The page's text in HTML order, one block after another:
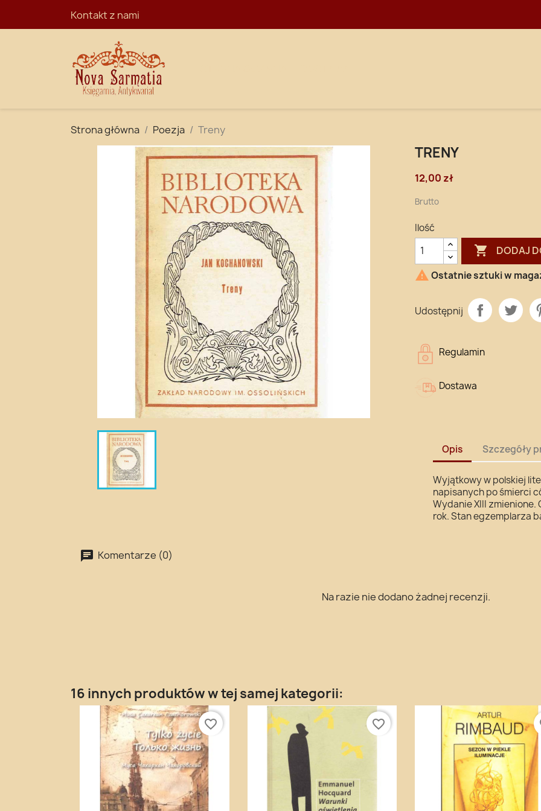
Kontakt z nami
Strona główna Poezja Treny
TRENY
12,00 zł
Brutto
Ilość
 DODAJ
 Ostatnie sztuki w
Udostępnij
Regulamin
Dostawa
Opis Szczegóły
Wyjątkowy w polskiej
napisanych po śmierci
Wydanie XIII zmienione.
rok. Stan egzemplarza
Komentarze (0)
Na razie nie dodano żadnej recenzji.
16 innych produktów w tej samej kategorii:
favorite_border favorite_border